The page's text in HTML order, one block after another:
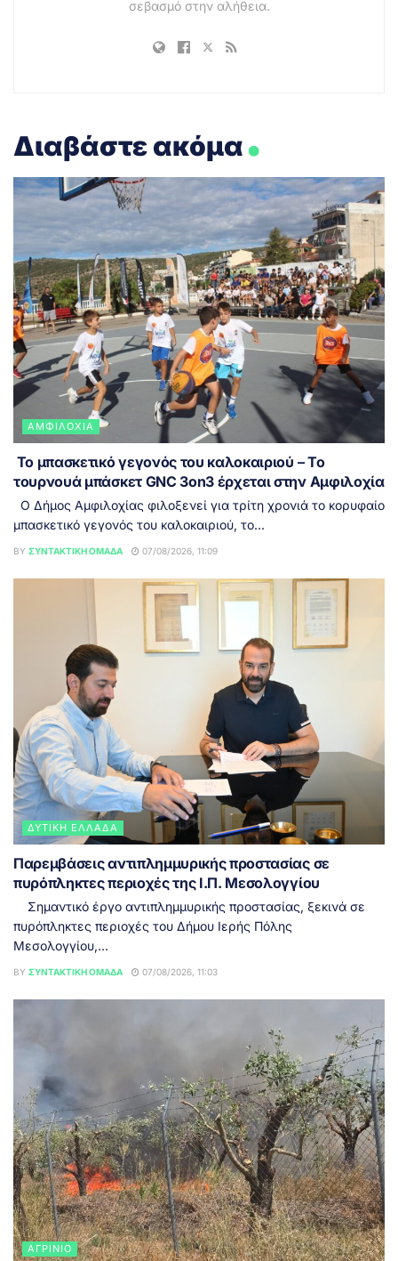
σεβασμό στην αλήθεια.
Διαβάστε ακόμα.
ΑΜΦΙΛΟΧΊΑ
Το μπασκετικό γεγονός του καλοκαιριού – Το
τουρνουά μπάσκετ GNC 3on3 έρχεται στην Αμφιλοχία
Ο Δήμος Αμφιλοχίας φιλοξενεί για τρίτη χρονιά το κορυφαίο
μπασκετικό γεγονός του καλοκαιριού, το...
BY ΣΥΝΤΑΚΤΙΚΉ ΟΜΆΔΑ 07/08/2026, 11:09
ΔΥΤΙΚΉ ΕΛΛΆΔΑ
Παρεμβάσεις αντιπλημμυρικής προστασίας σε
πυρόπληκτες περιοχές της Ι.Π. Μεσολογγίου
Σημαντικό έργο αντιπλημμυρικής προστασίας, ξεκινά σε
πυρόπληκτες περιοχές του Δήμου Ιερής Πόλης
Μεσολογγίου,...
BY ΣΥΝΤΑΚΤΙΚΉ ΟΜΆΔΑ 07/08/2026, 11:03
ΑΓΡΊΝΙΟ